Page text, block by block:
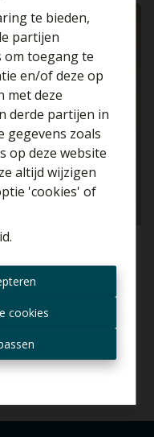
te bieden,
partijen
om toegang te
en/of deze op
met deze
derde partijen in
gegevens zoals
op deze website
altijd wijzigen
'cookies' of
.
cookies
de
huis?
op de
mail